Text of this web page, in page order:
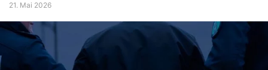
21. Mai 2026